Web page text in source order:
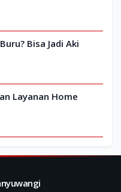
Bisa Jadi Aki
Layanan Home